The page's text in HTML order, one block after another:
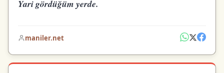
Yari gördüğüm yerde.
maniler.net